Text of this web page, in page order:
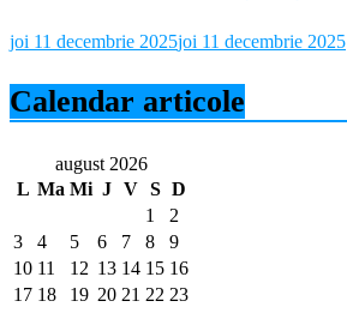
joi 11 decembrie 2025joi 11 decembrie 2025
Calendar articole
august 2026
L Ma Mi J V S D
1
2
3
4 5 6 7 8
9
10 11 12 13 14 15 16
17 18 19 20 21 22 23